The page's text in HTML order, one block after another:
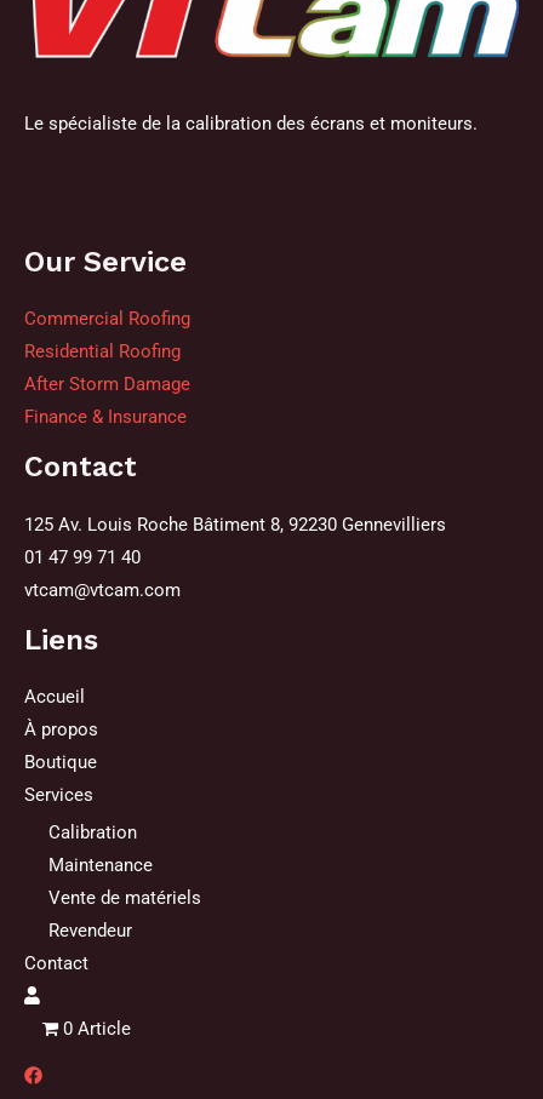
Le spécialiste de la calibration des écrans et moniteurs.
Our Service
Commercial Roofing
Residential Roofing
After Storm Damage
Finance & Insurance
Contact
125 Av. Louis Roche Bâtiment 8, 92230 Gennevilliers
01 47 99 71 40
vtcam@vtcam.com
Liens
Accueil
À propos
Boutique
Services
Calibration
Maintenance
Vente de matériels
Revendeur
Contact
0 Article